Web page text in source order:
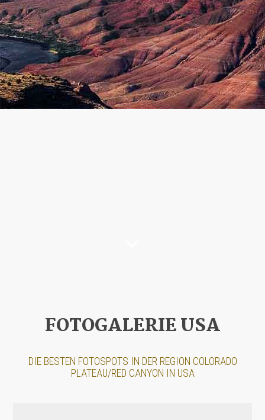
FOTOGALERIE USA
DIE BESTEN FOTOSPOTS IN DER REGION COLORADO
PLATEAU/RED CANYON IN USA